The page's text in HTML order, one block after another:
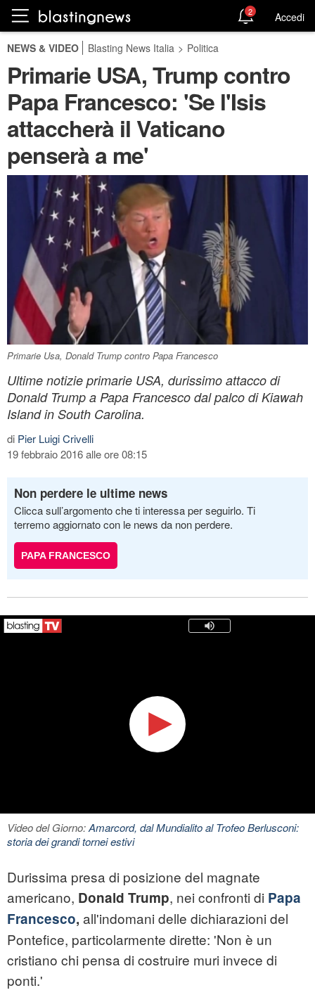
2 Accedi
NEWS & VIDEO Blasting News Italia > Politica
Primarie USA, Trump contro
Papa Francesco: 'Se l'Isis
attaccherà il Vaticano
penserà a me'
Primarie Usa, Donald Trump contro Papa Francesco
Ultime notizie primarie USA, durissimo attacco di
Donald Trump a Papa Francesco dal palco di Kiawah
Island in South Carolina.
di Pier Luigi Crivelli
19 febbraio 2016 alle ore 08:15
Non perdere le ultime news
Clicca sull’argomento che ti interessa per seguirlo. Ti
terremo aggiornato con le news da non perdere.
PAPA FRANCESCO
Video del Giorno:Amarcord, dal Mundialito al Trofeo Berlusconi:
storia dei grandi tornei estivi
Durissima presa di posizione del magnate
americano, Donald Trump, nei confronti di Papa
Francesco, all'indomani delle dichiarazioni del
Pontefice, particolarmente dirette: 'Non è un
cristiano chi pensa di costruire muri invece di
ponti.'